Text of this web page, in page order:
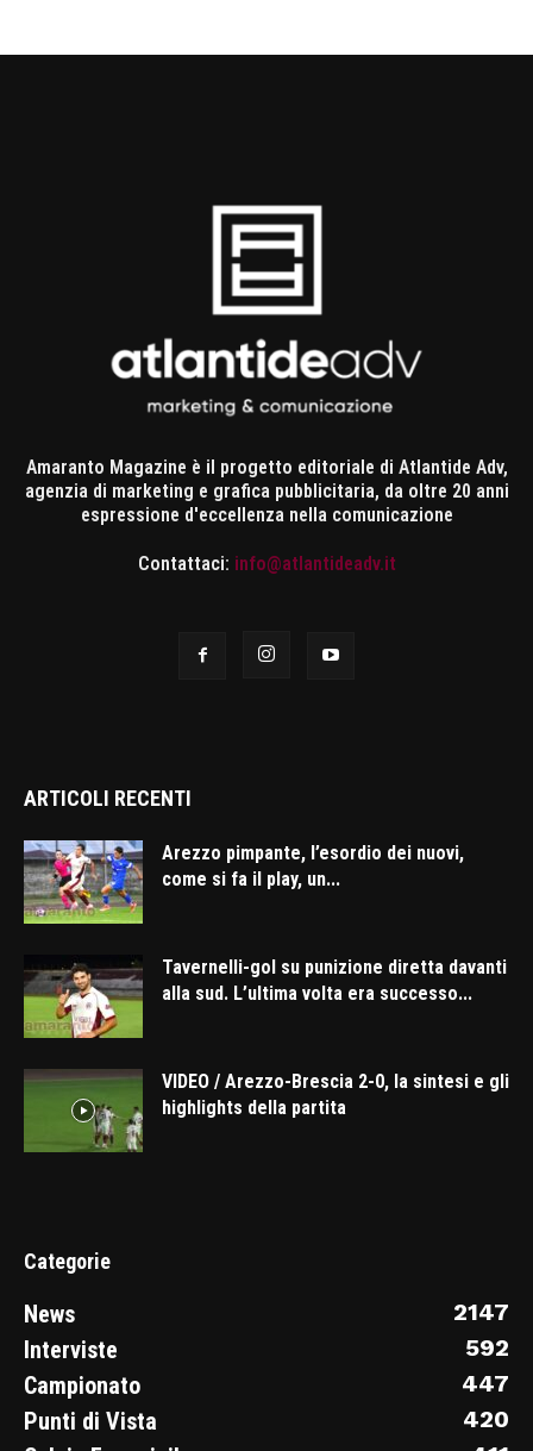
Amaranto Magazine è il progetto editoriale di Atlantide Adv,
agenzia di marketing e grafica pubblicitaria, da oltre 20 anni
espressione d'eccellenza nella comunicazione
Contattaci: info@atlantideadv.it
ARTICOLI RECENTI
Arezzo pimpante, l’esordio dei nuovi,
come si fa il play, un...
Tavernelli-gol su punizione diretta davanti
alla sud. L’ultima volta era successo...
VIDEO / Arezzo-Brescia 2-0, la sintesi e gli
highlights della partita
Categorie
News
2147
Interviste
592
Campionato
447
Punti di Vista
420